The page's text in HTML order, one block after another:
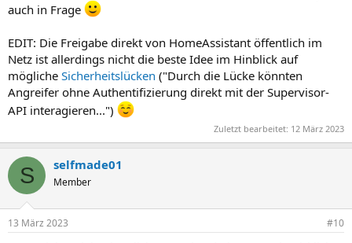
auch in Frage
EDIT: Die Freigabe direkt von HomeAssistant öffentlich im
Netz ist allerdings nicht die beste Idee im Hinblick auf
mögliche Sicherheitslücken ("Durch die Lücke könnten
Angreifer ohne Authentifizierung direkt mit der Supervisor-
API interagieren...")
Zuletzt bearbeitet: 12 März 2023
S selfmade01
Member
13 März 2023 #10